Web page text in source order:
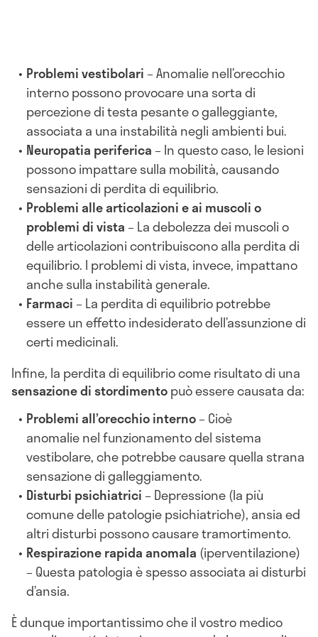
Problemi vestibolari – Anomalie nell’orecchio
interno possono provocare una sorta di
percezione di testa pesante o galleggiante,
associata a una instabilità negli ambienti bui.
Neuropatia periferica – In questo caso, le lesioni
possono impattare sulla mobilità, causando
sensazioni di perdita di equilibrio.
Problemi alle articolazioni e ai muscoli o
problemi di vista – La debolezza dei muscoli o
delle articolazioni contribuiscono alla perdita di
equilibrio. I problemi di vista, invece, impattano
anche sulla instabilità generale.
Farmaci – La perdita di equilibrio potrebbe
essere un effetto indesiderato dell’assunzione di
certi medicinali.
Infine, la perdita di equilibrio come risultato di una
sensazione di stordimentopuò essere causata da:
Problemi all’orecchio interno– Cioè
anomalie nel funzionamento del sistema
vestibolare, che potrebbe causare quella strana
sensazione di galleggiamento.
Disturbi psichiatrici – Depressione (la più
comune delle patologie psichiatriche), ansia ed
altri disturbi possono causare tramortimento.
Respirazione rapida anomala (iperventilazione)
– Questa patologia è spesso associata ai disturbi
d’ansia.
È dunque importantissimo che il vostro medico